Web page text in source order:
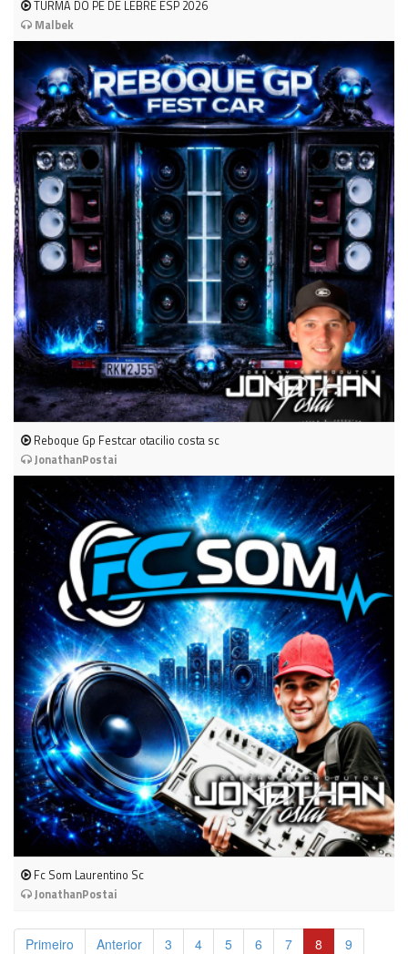
TURMA DO PE DE LEBRE ESP 2026
Malbek
Reboque Gp Festcar otacilio costa sc
JonathanPostai
Fc Som Laurentino Sc
JonathanPostai
Primeiro Anterior 3 4 5 6 7 8
9